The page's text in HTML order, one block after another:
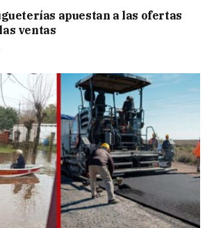
apuestan a las ofertas
ventas